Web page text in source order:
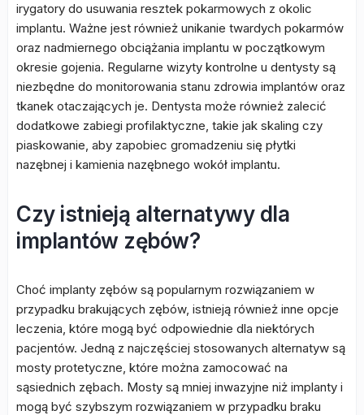
irygatory do usuwania resztek pokarmowych z okolic
implantu. Ważne jest również unikanie twardych pokarmów
oraz nadmiernego obciążania implantu w początkowym
okresie gojenia. Regularne wizyty kontrolne u dentysty są
niezbędne do monitorowania stanu zdrowia implantów oraz
tkanek otaczających je. Dentysta może również zalecić
dodatkowe zabiegi profilaktyczne, takie jak skaling czy
piaskowanie, aby zapobiec gromadzeniu się płytki
nazębnej i kamienia nazębnego wokół implantu.
Czy istnieją alternatywy dla
implantów zębów?
Choć implanty zębów są popularnym rozwiązaniem w
przypadku brakujących zębów, istnieją również inne opcje
leczenia, które mogą być odpowiednie dla niektórych
pacjentów. Jedną z najczęściej stosowanych alternatyw są
mosty protetyczne, które można zamocować na
sąsiednich zębach. Mosty są mniej inwazyjne niż implanty i
mogą być szybszym rozwiązaniem w przypadku braku